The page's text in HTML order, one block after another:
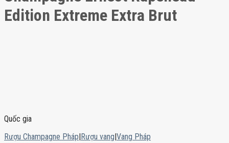
Edition Extreme Extra Brut
Quốc gia
Rượu Champagne Pháp|Rượu vang|Vang Pháp